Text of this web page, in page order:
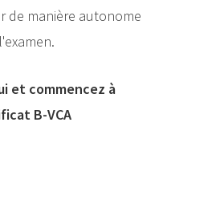
de manière autonome
et commencez à
B-VCA